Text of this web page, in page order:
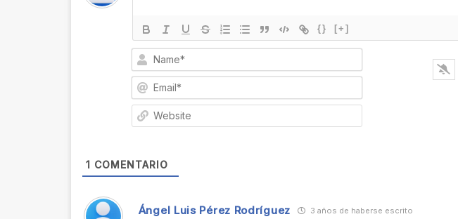
{} [+]
m
*a
l
1 COMENTARIO
Ángel Luis Pérez Rodríguez 3 años de haberse escrito